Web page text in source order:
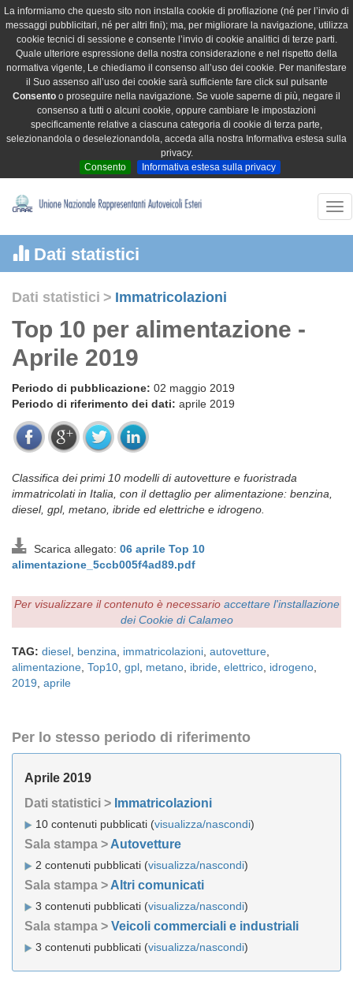
La informiamo che questo sito non installa cookie di profilazione (né per l’invio di
messaggi pubblicitari, né per altri fini); ma, per migliorare la navigazione, utilizza
cookie tecnici di sessione e consente l’invio di cookie analitici di terze parti.
Quale ulteriore espressione della nostra considerazione e nel rispetto della
normativa vigente, Le chiediamo il consenso all’uso dei cookie. Per manifestare
il Suo assenso all’uso dei cookie sarà sufficiente fare click sul pulsante
Consento o proseguire nella navigazione. Se vuole saperne di più, negare il
consenso a tutti o alcuni cookie, oppure cambiare le impostazioni
specificamente relative a ciascuna categoria di cookie di terza parte,
selezionandola o deselezionandola, acceda alla nostra Informativa estesa sulla
privacy.
Consento
Informativa estesa sulla privacy
Dati statistici
Dati statistici > Immatricolazioni
Top 10 per alimentazione -
Aprile 2019
Periodo di pubblicazione: 02 maggio 2019
Periodo di riferimento dei dati: aprile 2019
Classifica dei primi 10 modelli di autovetture e fuoristrada
immatricolati in Italia, con il dettaglio per alimentazione: benzina,
diesel, gpl, metano, ibride ed elettriche e idrogeno.
Scarica allegato: 06 aprile Top 10
alimentazione_5ccb005f4ad89.pdf
Per visualizzare il contenuto è necessario accettare l'installazione
dei Cookie di Calameo
TAG: diesel benzina immatricolazioni autovetture
alimentazione Top10 gpl metano ibride elettrico idrogeno
2019 aprile
Per lo stesso periodo di riferimento
Aprile 2019
Dati statistici > Immatricolazioni
10 contenuti pubblicati (visualizza/nascondi)
Sala stampa > Autovetture
2 contenuti pubblicati (visualizza/nascondi)
Sala stampa > Altri comunicati
3 contenuti pubblicati (visualizza/nascondi)
Sala stampa > Veicoli commerciali e industriali
3 contenuti pubblicati (visualizza/nascondi)